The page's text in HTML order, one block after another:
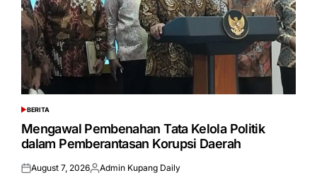
POSTED
IN
BERITA
Mengawal Pembenahan Tata Kelola Politik
dalam Pemberantasan Korupsi Daerah
Posted
August 7, 2026Posted
Admin Kupang Daily